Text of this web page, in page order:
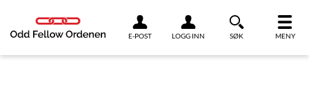
E-POST LOGG INN SØK MENY